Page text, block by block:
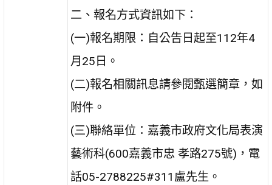
二、報名方式資訊如下：
(一)報名期限：自公告日起至112年4
月25日。
(二)報名相關訊息請參閱甄選簡章，如
附件。
(三)聯絡單位：嘉義市政府文化局表演
藝術科(600嘉義市忠 孝路275號)，電
話05-2788225#311盧先生。